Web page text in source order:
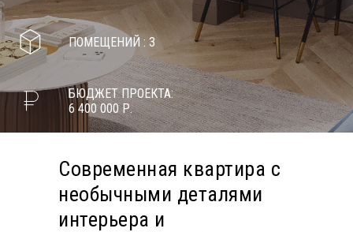
ПОМЕЩЕНИЙ : 3
БЮДЖЕТ ПРОЕКТА:
6 400 000 Р.
Современная квартира с
необычными деталями
интерьера и